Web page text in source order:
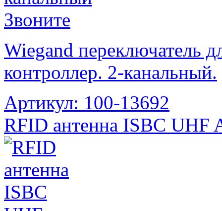
Звоните
Wiegand переключатель
контроллер. 2-канальный.
Артикул: 100-13692
RFID антенна ISBC UHF